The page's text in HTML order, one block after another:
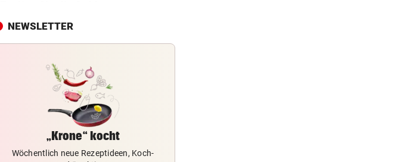
Andrea Berg live
ELTERN SCHLUGEN ALARM vor 14 Minuten
Lottogewinner schickte obszöne
Bilder an Teenager
OKTOBERFEST 2026
Leni Klum präsentiert eigene
Dirndl-Kollektion
„KRONE“-KOMMENTAR vor 14 Minuten
NEWSLETTER
„Krone“ kocht
Wöchentlich neue Rezeptideen, Koch-